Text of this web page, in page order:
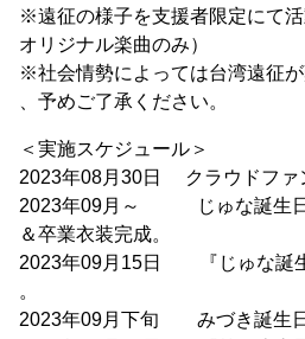
※遠征の様子を支援者限定にて
オリジナル楽曲のみ）
※社会情勢によっては台湾遠征
、予めご了承ください。
＜実施スケジュール＞
2023年08月30日 クラウドファ
2023年09月～ じゅな誕生日
＆卒業衣装完成。
2023年09月15日 『じゅな誕
。
2023年09月下旬 みづき誕生日